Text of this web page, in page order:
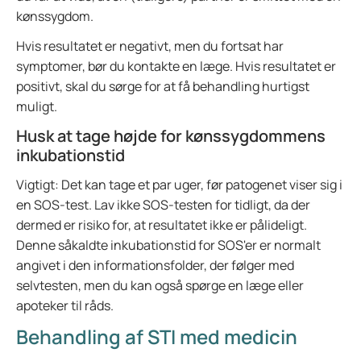
kønssygdom.
Hvis resultatet er negativt, men du fortsat har
symptomer, bør du kontakte en læge. Hvis resultatet er
positivt, skal du sørge for at få behandling hurtigst
muligt.
Husk at tage højde for kønssygdommens
inkubationstid
Vigtigt: Det kan tage et par uger, før patogenet viser sig i
en SOS-test. Lav ikke SOS-testen for tidligt, da der
dermed er risiko for, at resultatet ikke er pålideligt.
Denne såkaldte inkubationstid for SOS'er er normalt
angivet i den informationsfolder, der følger med
selvtesten, men du kan også spørge en læge eller
apoteker til råds.
Behandling af STI med medicin